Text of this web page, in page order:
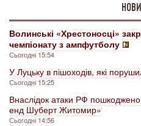
Волинські «Хрестоносці»
чемпіонату з ампфутболу
Сьогодні 15:54
У Луцьку в пішоходів, які
Сьогодні 15:25
Внаслідок атаки РФ
енд Шуберт Житомир»
Сьогодні 14:56